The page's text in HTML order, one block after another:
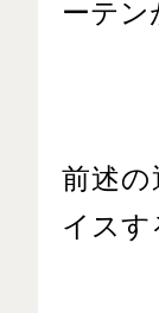
ーテン
前述
イスす